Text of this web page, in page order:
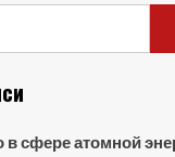
в сфере атомной